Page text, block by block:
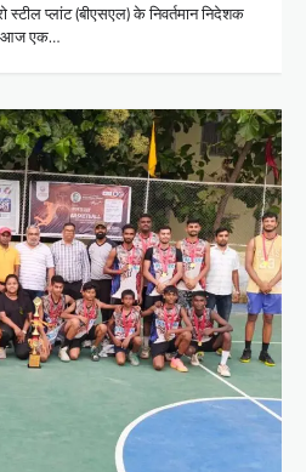
स्टील प्लांट (बीएसएल) के निवर्तमान निदेशक
ने आज एक…